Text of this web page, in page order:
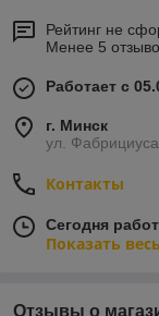
Рейтинг не
Менее 5
Работает с
г. Минск
ул.
Контакты
Сегодня
Показать
Отзывы о